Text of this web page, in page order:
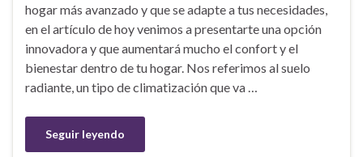
hogar más avanzado y que se adapte a tus necesidades,
en el artículo de hoy venimos a presentarte una opción
innovadora y que aumentará mucho el confort y el
bienestar dentro de tu hogar. Nos referimos al suelo
radiante, un tipo de climatización que va …
Seguir leyendo